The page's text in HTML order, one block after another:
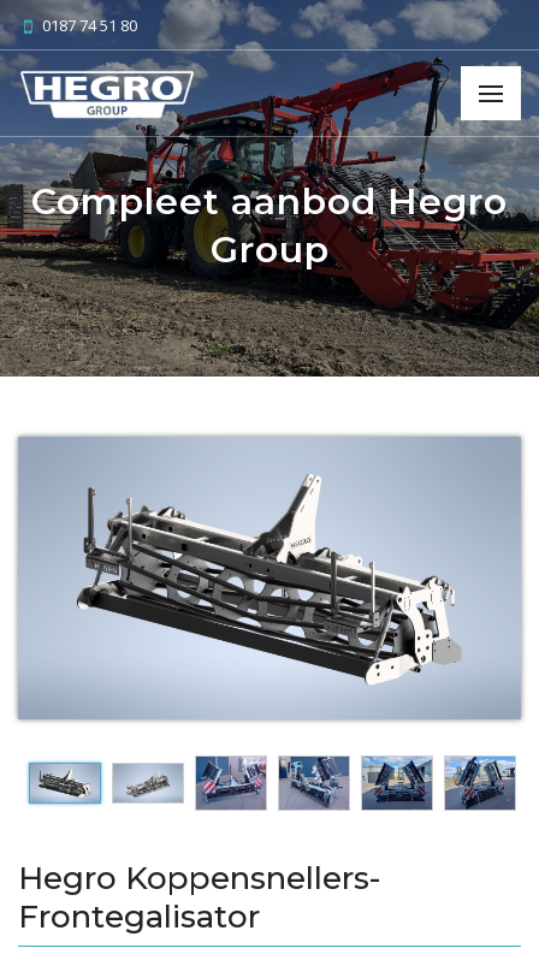
0187 74 51 80
Compleet aanbod Hegro
Group
Hegro Koppensnellers-
Frontegalisator